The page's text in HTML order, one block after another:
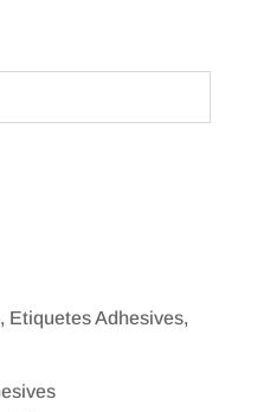
Etiquetes Adhesives,